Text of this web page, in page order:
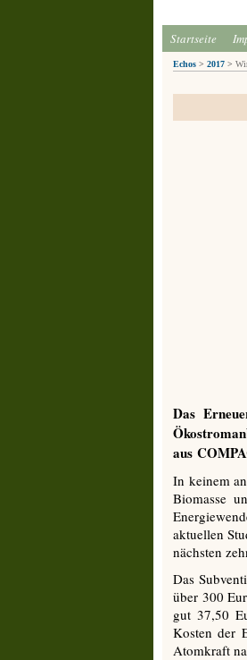
Startseite
Echos > 2017 >
Das
aus
In keinem
Biomasse
aktuellen
nächsten
Das
über 300
gut 37,50
Kosten der
Atomkraft